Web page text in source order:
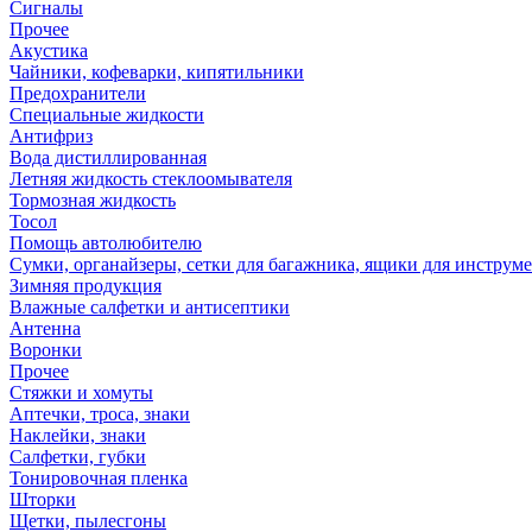
Сигналы
Прочее
Акустика
Чайники, кофеварки, кипятильники
Предохранители
Специальные жидкости
Антифриз
Вода дистиллированная
Летняя жидкость стеклоомывателя
Тормозная жидкость
Тосол
Помощь автолюбителю
Сумки, органайзеры, сетки для багажника, ящики для
Зимняя продукция
Влажные салфетки и антисептики
Антенна
Воронки
Прочее
Стяжки и хомуты
Аптечки, троса, знаки
Наклейки, знаки
Салфетки, губки
Тонировочная пленка
Шторки
Щетки, пылесгоны